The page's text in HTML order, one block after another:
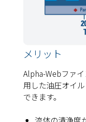
メリット
Alpha-Webファ
用した油圧オイ
できます。